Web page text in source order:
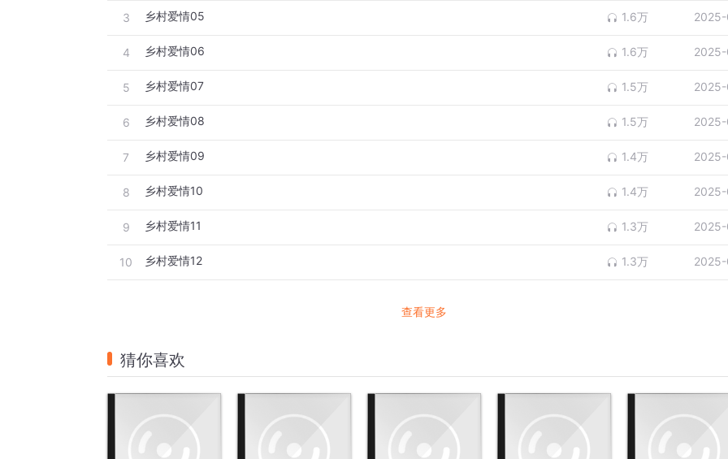
3 乡村爱情05 1.6万
4 乡村爱情06 1.6万
5 乡村爱情07 1.5万
6 乡村爱情08 1.5万
7 乡村爱情09 1.4万
8 乡村爱情10 1.4万
9 乡村爱情11 1.3万
10 乡村爱情12 1.3万
查看更多
猜你喜欢